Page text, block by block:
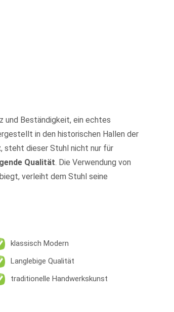
und Beständigkeit, ein echtes
in den historischen Hallen der
, steht dieser Stuhl nicht nur für
Qualität. Die Verwendung von
verleiht dem Stuhl seine
klassisch Modern
Langlebige Qualität
traditionelle Handwerkskunst